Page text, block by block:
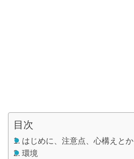
目次
はじめに、注意点、心構えとか
環境